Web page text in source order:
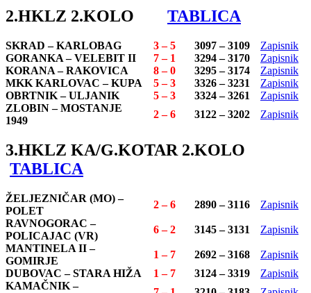
2.HKLZ 2.KOLO TABLICA
SKRAD – KARLOBAG 3 – 5 3097 – 3109
Zapisnik
GORANKA – VELEBIT II
7 – 1 3294 – 3170
Zapisnik
KORANA – RAKOVICA
8 – 0 3295 – 3174
Zapisnik
MKK KARLOVAC – KUPA
5 – 3 3326 – 3231
Zapisnik
OBRTNIK – ULJANIK
5 – 3 3324 – 3261
Zapisnik
ZLOBIN – MOSTANJE
1949
2 – 6 3122 – 3202 Zapisnik
3.HKLZ KA/G.KOTAR 2.KOLO
TABLICA
ŽELJEZNIČAR (MO) –
POLET
2 – 6 2890 – 3116
Zapisnik
RAVNOGORAC –
POLICAJAC (VR)
6 – 2 3145 – 3131
Zapisnik
MANTINELA II –
GOMIRJE
1 – 7 2692 – 3168
Zapisnik
DUBOVAC – STARA HIŽA
1 – 7 3124 – 3319
Zapisnik
KAMAČNIK –